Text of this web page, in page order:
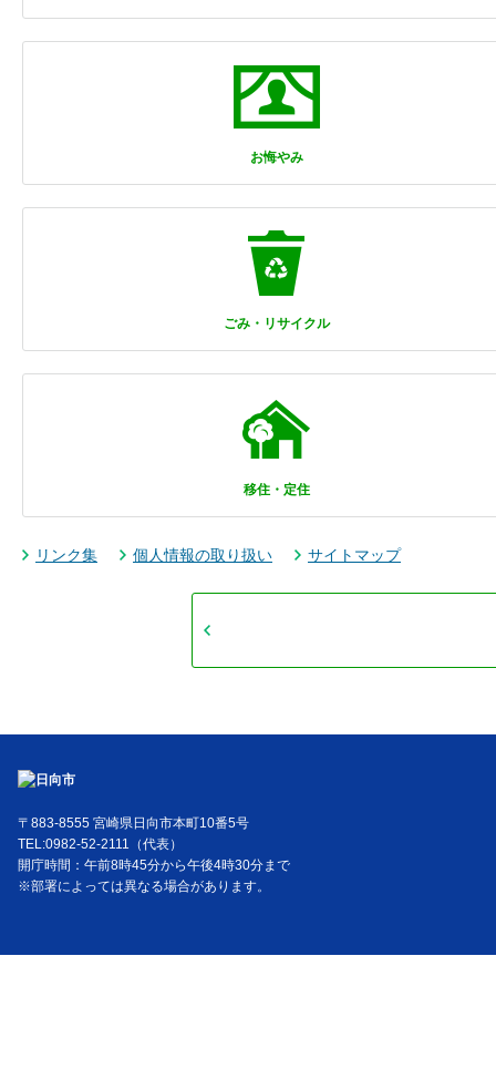
お悔やみ
ごみ・リサイクル
移住・定住
リンク集 個人情報の取り扱い サイトマップ
〒883-8555 宮崎県日向市本町10番5号
TEL:0982-52-2111（代表）
開庁時間：午前8時45分から午後4時30分まで
※部署によっては異なる場合があります。